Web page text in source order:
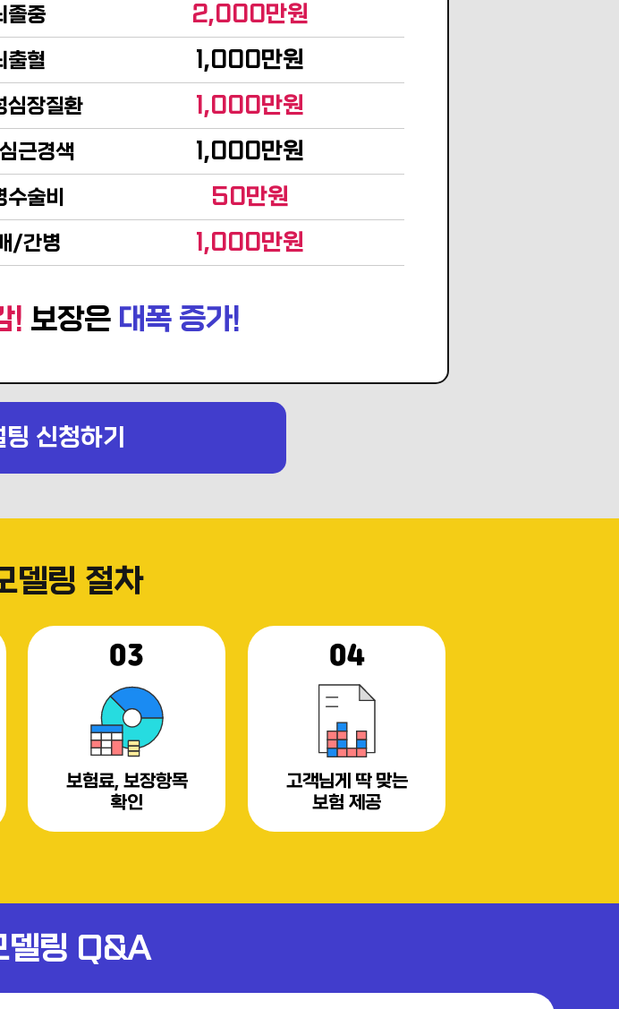
졸중
2,000만원
출혈
1,000만원
심장질환
1,000만원
근경색
1,000만원
수술비
50만원
/간병 1,000만원
! 보장은 대폭 증가!
신청하기
델링 절차
03
보험료, 보장항목
확인
04
고객님게 딱 맞는
보험 제공
델링 Q&A